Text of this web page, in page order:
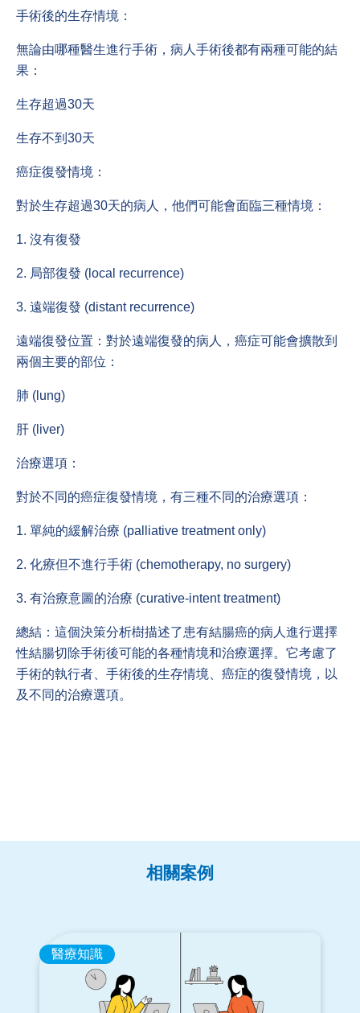
手術後的生存情境：
無論由哪種醫生進行手術，病人手術後都有兩種可能的結
果：
生存超過30天
生存不到30天
癌症復發情境：
對於生存超過30天的病人，他們可能會面臨三種情境：
1. 沒有復發
2. 局部復發 (local recurrence)
3. 遠端復發 (distant recurrence)
遠端復發位置：對於遠端復發的病人，癌症可能會擴散到
兩個主要的部位：
肺 (lung)
肝 (liver)
治療選項：
對於不同的癌症復發情境，有三種不同的治療選項：
1. 單純的緩解治療 (palliative treatment only)
2. 化療但不進行手術 (chemotherapy, no surgery)
3. 有治療意圖的治療 (curative-intent treatment)
總結：這個決策分析樹描述了患有結腸癌的病人進行選擇
性結腸切除手術後可能的各種情境和治療選擇。它考慮了
手術的執行者、手術後的生存情境、癌症的復發情境，以
及不同的治療選項。
相關案例
醫療知識